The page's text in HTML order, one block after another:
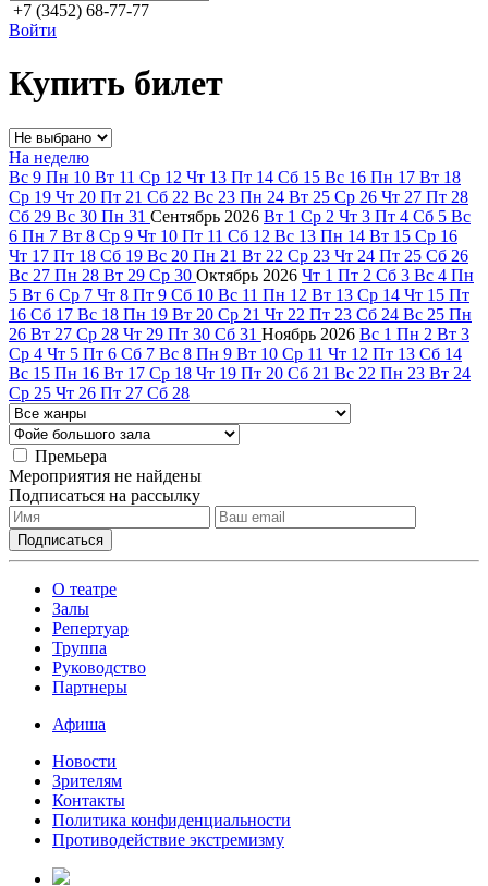
+7 (3452) 68-77-77
Войти
Купить билет
На неделю
Вс 9 Пн 10 Вт 11 Ср 12 Чт 13 Пт 14 Сб 15 Вс 16 Пн 17 Вт 18
Ср 19 Чт 20 Пт 21 Сб 22 Вс 23 Пн 24 Вт 25 Ср 26 Чт 27 Пт 28
Сб 29 Вс 30 Пн 31 Сентябрь 2026 Вт 1 Ср 2 Чт 3 Пт 4 Сб 5 Вс
6 Пн 7 Вт 8 Ср 9 Чт 10 Пт 11 Сб 12 Вс 13 Пн 14 Вт 15 Ср 16
Чт 17 Пт 18 Сб 19 Вс 20 Пн 21 Вт 22 Ср 23 Чт 24 Пт 25 Сб 26
Вс 27 Пн 28 Вт 29 Ср 30 Октябрь 2026 Чт 1 Пт 2 Сб 3 Вс 4 Пн
5 Вт 6 Ср 7 Чт 8 Пт 9 Сб 10 Вс 11 Пн 12 Вт 13 Ср 14 Чт 15 Пт
16 Сб 17 Вс 18 Пн 19 Вт 20 Ср 21 Чт 22 Пт 23 Сб 24 Вс 25 Пн
26 Вт 27 Ср 28 Чт 29 Пт 30 Сб 31 Ноябрь 2026 Вс 1 Пн 2 Вт 3
Ср 4 Чт 5 Пт 6 Сб 7 Вс 8 Пн 9 Вт 10 Ср 11 Чт 12 Пт 13 Сб 14
Вс 15 Пн 16 Вт 17 Ср 18 Чт 19 Пт 20 Сб 21 Вс 22 Пн 23 Вт 24
Ср 25 Чт 26 Пт 27 Сб 28
Премьера
Мероприятия не найдены
Подписаться на рассылку
О театре
Залы
Репертуар
Труппа
Руководство
Партнеры
Афиша
Новости
Зрителям
Контакты
Политика конфиденциальности
Противодействие экстремизму